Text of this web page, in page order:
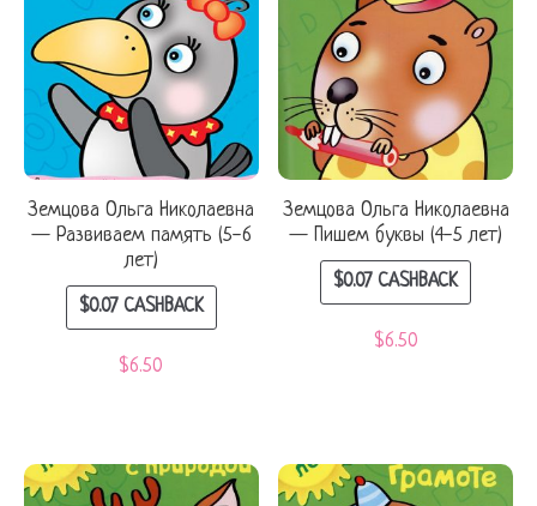
Земцова Ольга Николаевна
— Развиваем память (5-6
лет)
$0.07CASHBACK
$6.50
Земцова Ольга Николаевна
— Пишем буквы (4-5 лет)
$0.07CASHBACK
$6.50